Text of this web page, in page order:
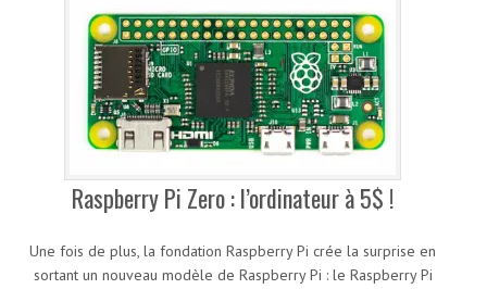
Raspberry Pi Zero : l’ordinateur à 5$ !
Une fois de plus, la fondation Raspberry Pi crée la surprise en
sortant un nouveau modèle de Raspberry Pi : le Raspberry Pi